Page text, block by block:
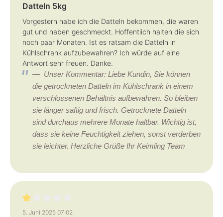
Datteln 5kg
Vorgestern habe ich die Datteln bekommen, die waren
gut und haben geschmeckt. Hoffentlich halten die sich
noch paar Monaten. Ist es ratsam die Datteln in
Kühlschrank aufzubewahren? Ich würde auf eine
Antwort sehr freuen. Danke.
Unser Kommentar: Liebe Kundin, Sie können
die getrockneten Datteln im Kühlschrank in einem
verschlossenen Behältnis aufbewahren. So bleiben
sie länger saftig und frisch. Getrocknete Datteln
sind durchaus mehrere Monate haltbar. Wichtig ist,
dass sie keine Feuchtigkeit ziehen, sonst verderben
sie leichter. Herzliche Grüße Ihr Keimling Team
Bewertung mit 1 von 5 Sternen
5. Juni 2025 07:02